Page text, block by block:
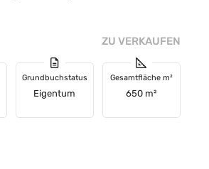
ZU VERKAUFEN
Grundbuchstatus
Eigentum
Gesamtfläche m²
650 m²